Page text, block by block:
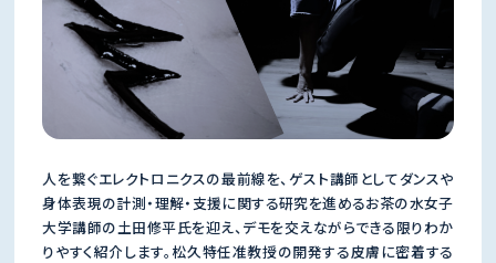
人を繋ぐエレクトロニクスの最前線を、ゲスト講師としてダンスや
身体表現の計測・理解・支援に関する研究を進めるお茶の水女子
大学講師の土田修平氏を迎え、デモを交えながらできる限りわか
りやすく紹介します。松久特任准教授の開発する皮膚に密着する